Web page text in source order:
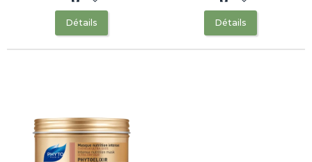
Détails Détails